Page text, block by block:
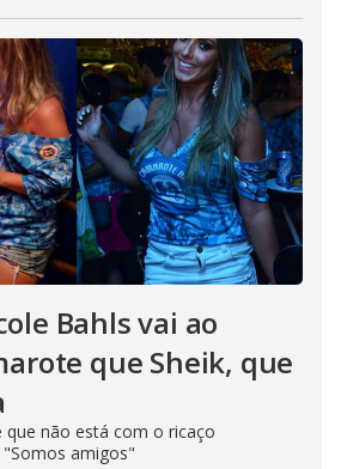
Bahls vai ao
que Sheik, que
que não está com o ricaço
"Somos amigos"